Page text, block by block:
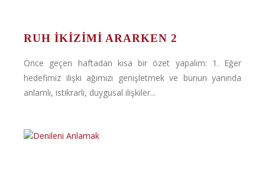
RUH İKIZIMI ARARKEN 2
Önce geçen haftadan kısa bir özet yapalım: 1. Eğer
hedefimiz ilişki ağımızı genişletmek ve bunun yanında
anlamlı, istikrarlı, duygusal ilişkiler...